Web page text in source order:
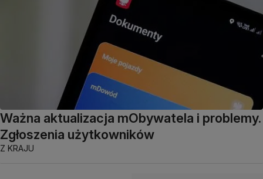
Ważna aktualizacja mObywatela i problemy.
Zgłoszenia użytkowników
Z KRAJU